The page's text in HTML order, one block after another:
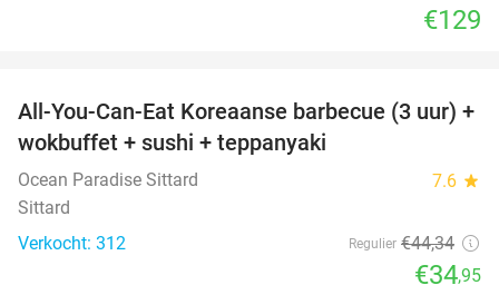
€129
21%
All-You-Can-Eat Koreaanse barbecue (3 uur) +
wokbuffet + sushi + teppanyaki
Ocean Paradise Sittard 7.6 star
Sittard
Verkocht: 312
Regulier €44,34
€34,95